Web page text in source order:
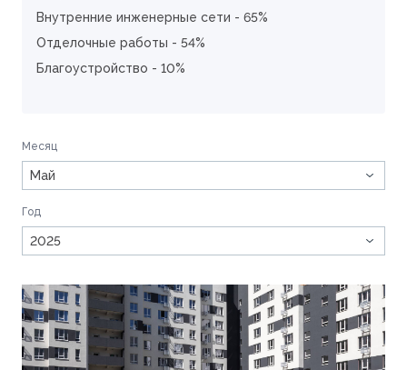
Внутренние инженерные сети - 65%
Отделочные работы - 54%
Благоустройство - 10%
Месяц
Май
Год
2025